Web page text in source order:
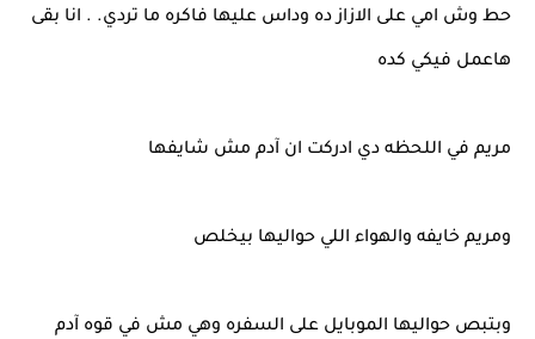
حط وش امي على الازاز ده وداس عليها فاكره ما تردي. . انا بقى
هاعمل فيكي كده
مريم في اللحظه دي ادركت ان آدم مش شايفها
ومريم خايفه والهواء اللي حواليها بيخلص
وبتبص حواليها الموبايل على السفره وهي مش في قوه آدم